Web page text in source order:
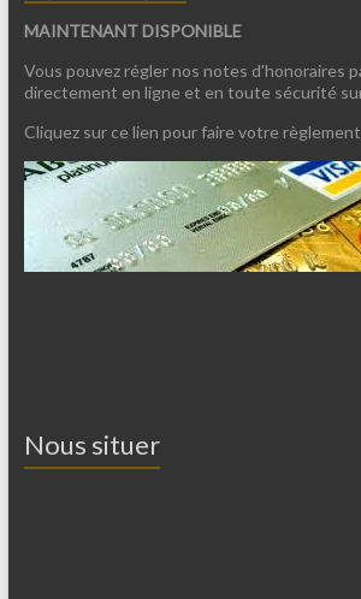
MAINTENANT DISPONIBLE
Vous pouvez régler nos notes d'honoraires
directement en ligne et en toute sécurité
Cliquez sur ce lien pour faire votre
Nous situer